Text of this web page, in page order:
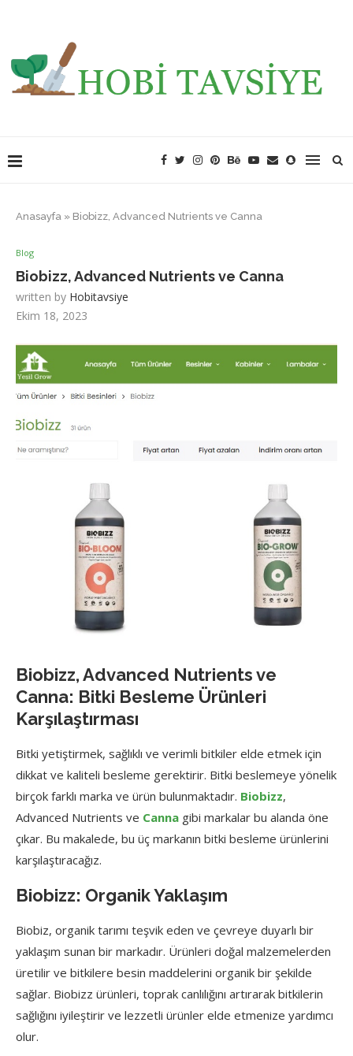
Anasayfa » Biobizz, Advanced Nutrients ve Canna
Blog
Biobizz, Advanced Nutrients ve Canna
written by Hobitavsiye
Ekim 18, 2023
Biobizz, Advanced Nutrients ve
Canna: Bitki Besleme Ürünleri
Karşılaştırması
Bitki yetiştirmek, sağlıklı ve verimli bitkiler elde etmek için
dikkat ve kaliteli besleme gerektirir. Bitki beslemeye yönelik
birçok farklı marka ve ürün bulunmaktadır. Biobizz,
Advanced Nutrients ve Canna gibi markalar bu alanda öne
çıkar. Bu makalede, bu üç markanın bitki besleme ürünlerini
karşılaştıracağız.
Biobizz: Organik Yaklaşım
Biobiz, organik tarımı teşvik eden ve çevreye duyarlı bir
yaklaşım sunan bir markadır. Ürünleri doğal malzemelerden
üretilir ve bitkilere besin maddelerini organik bir şekilde
sağlar. Biobizz ürünleri, toprak canlılığını artırarak bitkilerin
sağlığını iyileştirir ve lezzetli ürünler elde etmenize yardımcı
olur.